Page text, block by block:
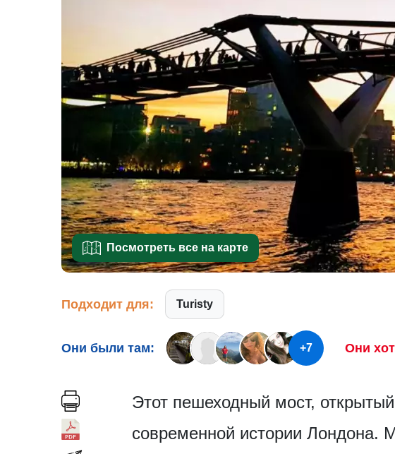
Посмотреть все на карте
Подходит для: Turisty
Они были там: +7 Они
Этот пешеходный мост,
современной истории Лондона.